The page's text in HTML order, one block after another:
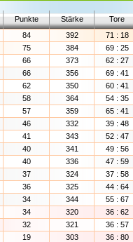
Punkte Stärke
Tore
84 392
71 : 18
75 384
69 : 25
66 373
62 : 27
66 356
69 : 41
62 350
60 : 41
58 364
54 : 35
57 359
65 : 41
46 332
39 : 48
41 343
52 : 47
40 341
49 : 56
40 336
47 : 59
37 324
37 : 58
36 325
44 : 64
34 344
55 : 67
34 320
36 : 62
32 321
36 : 57
19 303
36 : 80